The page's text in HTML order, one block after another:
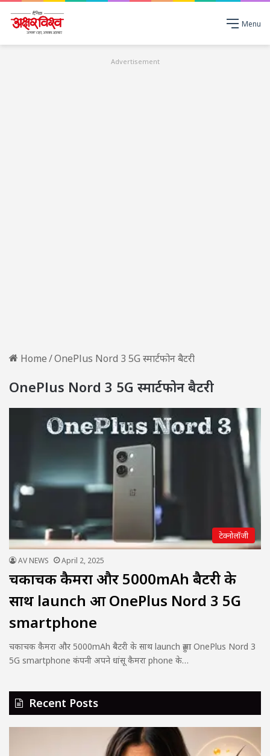
Menu
Advertisement
Home/OnePlus Nord 3 5G स्मार्टफोन बैटरी
OnePlus Nord 3 5G स्मार्टफोन बैटरी
टेक्नोलॉजी
AV NEWS April 2, 2025
चकाचक कैमरा और 5000mAh बैटरी के
साथ launch हुआ OnePlus Nord 3 5G
smartphone
चकाचक कैमरा और 5000mAh बैटरी के साथ launch हुआ OnePlus Nord 3
5G smartphone कंपनी अपने धांसू कैमरा phone के…
Recent Posts